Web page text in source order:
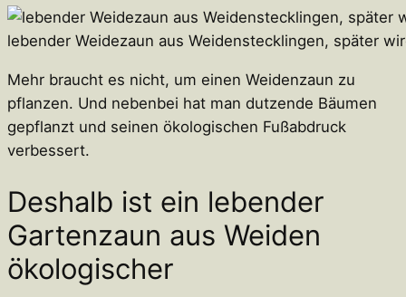
lebender Weidezaun aus Weidenstecklingen, später
Mehr braucht es nicht, um einen Weidenzaun zu
pflanzen. Und nebenbei hat man dutzende Bäumen
gepflanzt und seinen ökologischen Fußabdruck
verbessert.
Deshalb ist ein lebender
Gartenzaun aus Weiden
ökologischer